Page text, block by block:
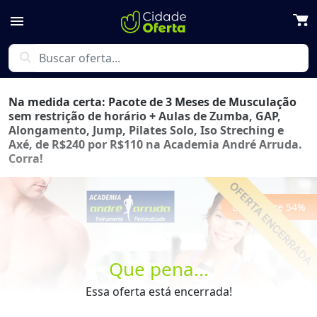
menu
search
Que pena...
Essa oferta está encerrada!
Na medida certa: Pacote de 3 Meses de Musculação
sem restrição de horário + Aulas de Zumba, GAP,
Alongamento, Jump, Pilates Solo, Iso Streching e
Axé, de R$240 por R$110 na Academia André Arruda.
Corra!
Economize 54%